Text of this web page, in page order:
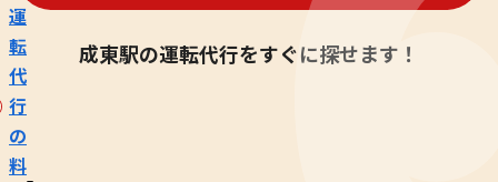
運
転
代
行
の
料
成東駅の運転代行をすぐに探せます！